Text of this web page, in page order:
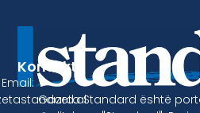
Gazeta Standard është
Kontakt
Email: